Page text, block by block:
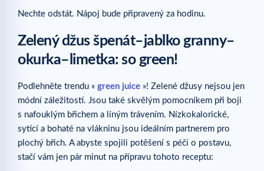
Nechte odstát. Nápoj bude připravený za hodinu.
Zelený džus špenát–jablko granny–
okurka–limetka: so green!
Podlehněte trendu « green juice »! Zelené džusy nejsou jen
módní záležitostí. Jsou také skvělým pomocníkem při boji
s nafouklým břichem a líným trávením. Nízkokalorické,
sytící a bohaté na vlákninu jsou ideálním partnerem pro
plochý břich. A abyste spojili potěšení s péčí o postavu,
stačí vám jen pár minut na přípravu tohoto receptu: